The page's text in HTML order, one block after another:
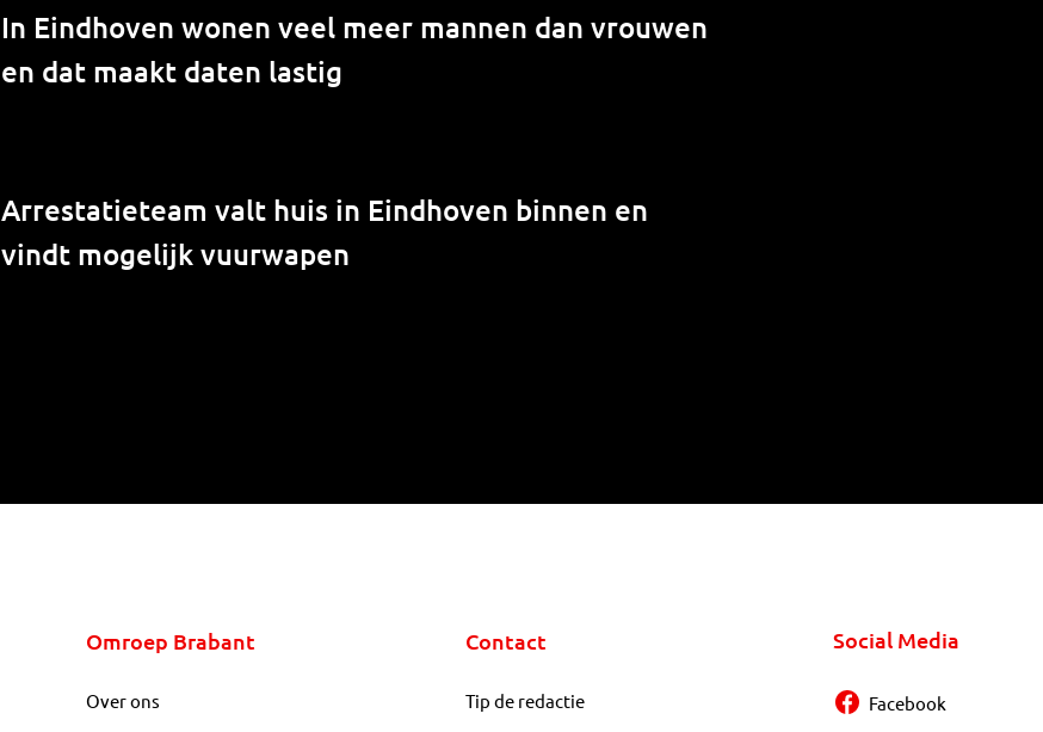
In Eindhoven wonen veel meer mannen dan vrouwen
en dat maakt daten lastig
Arrestatieteam valt huis in Eindhoven binnen en
vindt mogelijk vuurwapen
Omroep Brabant
Over ons
Contact
Tip de redactie
Social Media
Facebook